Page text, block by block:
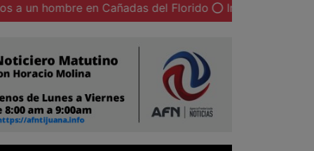
en Cañadas del Florido Inició la Jornada Nacional